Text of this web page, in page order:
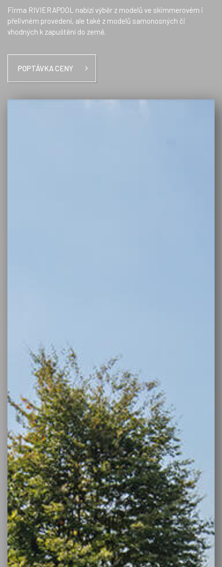
Firma RIVIERAPOOL nabízí výběr z modelů ve skimmerovém i
přelivném provedení, ale také z modelů samonosných či
vhodných k zapuštění do země.
POPTÁVKA CENY